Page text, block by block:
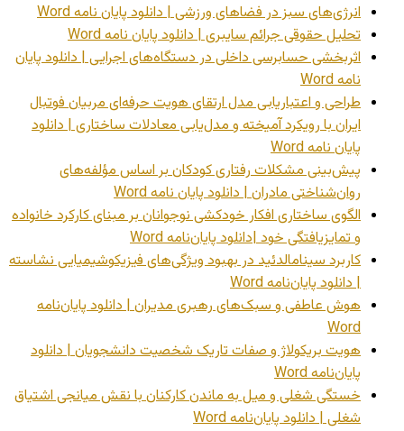
انرژی‌های سبز در فضاهای ورزشی | دانلود پایان نامه Word
تحلیل حقوقی جرائم سایبری | دانلود پایان نامه Word
اثربخشی حسابرسی داخلی در دستگاه‌های اجرایی | دانلود پایان
نامه Word
طراحی و اعتباریابی مدل ارتقای هویت حرفه‌ای مربیان فوتبال
ایران با رویکرد آمیخته و مدل‌یابی معادلات ساختاری | دانلود
پایان نامه Word
پیش‌بینی مشکلات رفتاری کودکان بر اساس مؤلفه‌های
روان‌شناختی مادران | دانلود پایان نامه Word
الگوی ساختاری افکار خودکشی نوجوانان بر مبنای کارکرد خانواده
و تمایزیافتگی خود |دانلود پایان‌نامه Word
کاربرد سینامالدئید در بهبود ویژگی‌های فیزیکوشیمیایی نشاسته
| دانلود پایان‌نامه Word
هوش عاطفی و سبک‌های رهبری مدیران | دانلود پایان‌نامه
Word
هویت بریکولاژ و صفات تاریک شخصیت دانشجویان | دانلود
پایان‌نامه Word
خستگی شغلی و میل به ماندن کارکنان با نقش میانجی اشتیاق
شغلی | دانلود پایان‌نامه Word